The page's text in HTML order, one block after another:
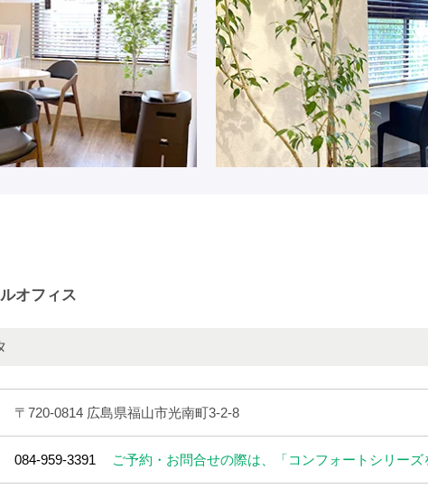
オフィス
〒720-0814 広島県福山市光南町3-2-8
084-959-3391 ご予約・お問合せの際は、「コンフォートシリー